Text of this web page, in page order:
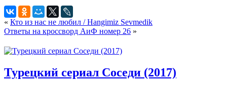
« Кто из нас не любил / Hangimiz Sevmedik
Ответы на кроссворд АиФ номер 26 »
Турецкий сериал Соседи (2017)